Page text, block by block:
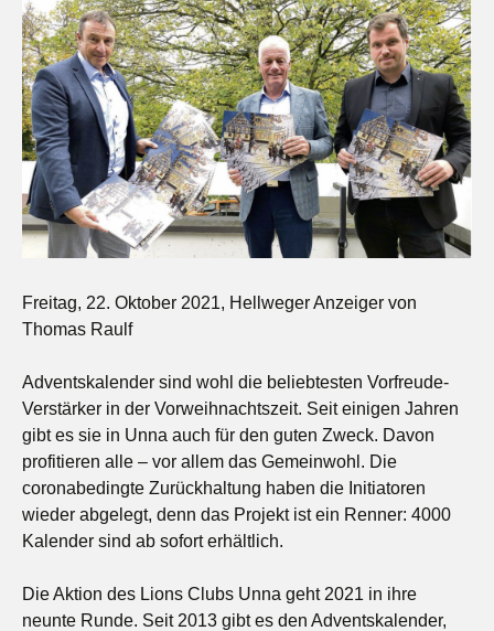
Freitag, 22. Oktober 2021, Hellweger Anzeiger von
Thomas Raulf
Adventskalender sind wohl die beliebtesten Vorfreude-
Verstärker in der Vorweihnachtszeit. Seit einigen Jahren
gibt es sie in Unna auch für den guten Zweck. Davon
profitieren alle – vor allem das Gemeinwohl. Die
coronabedingte Zurückhaltung haben die Initiatoren
wieder abgelegt, denn das Projekt ist ein Renner: 4000
Kalender sind ab sofort erhältlich.
Die Aktion des Lions Clubs Unna geht 2021 in ihre
neunte Runde. Seit 2013 gibt es den Adventskalender,